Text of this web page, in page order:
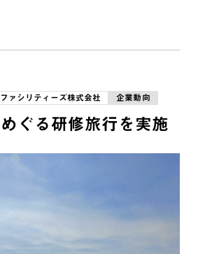
ァシリティーズ株式会社 企業動向
ぐる研修旅行を実施